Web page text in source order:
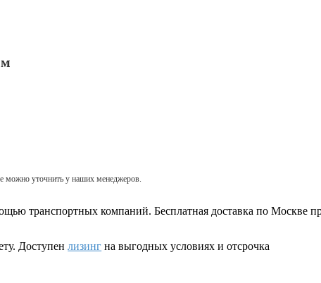
можно уточнить у наших менеджеров.
транспортных компаний. Бесплатная доставка по Москве
Доступенлизинг на выгодных условиях и отсрочка